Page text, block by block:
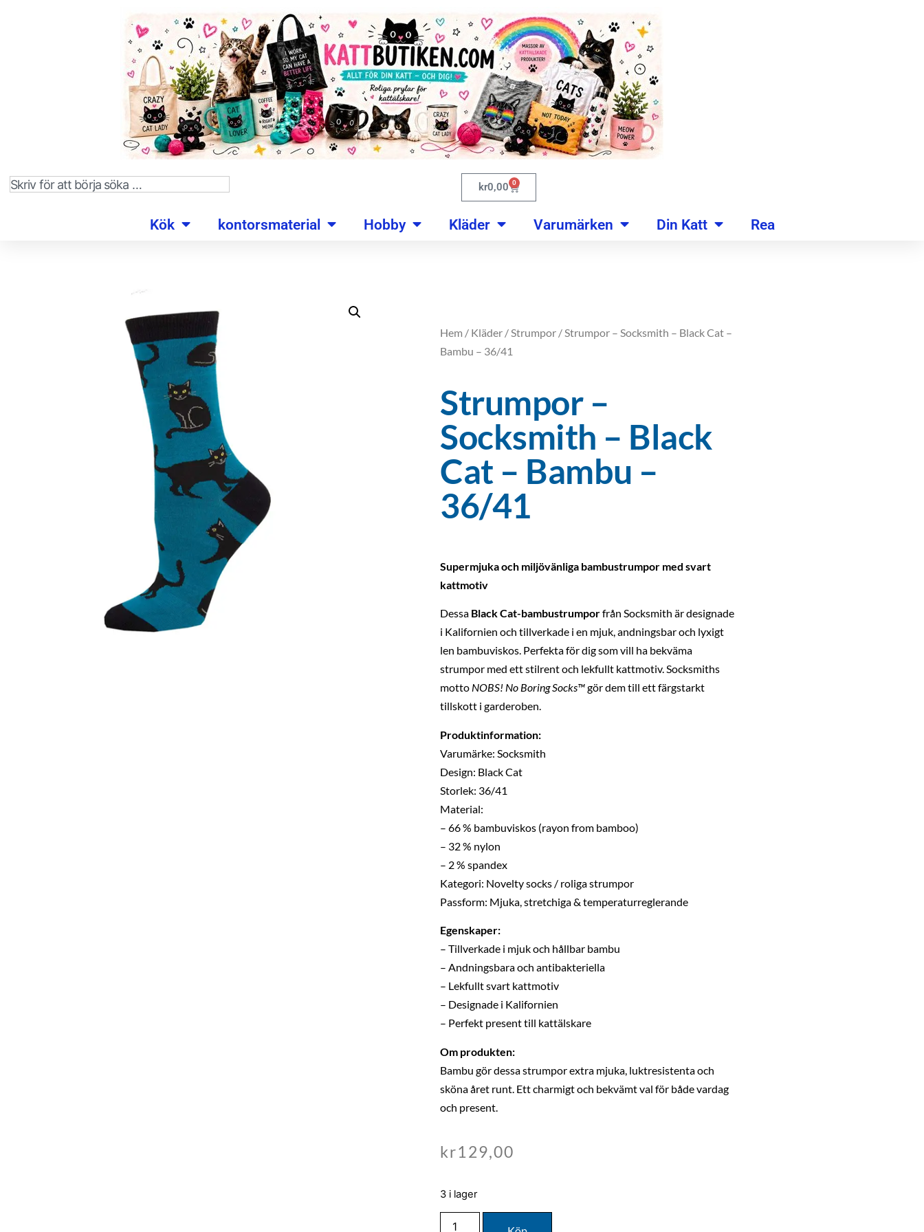
kr0,00 0
Kök kontorsmaterial Hobby Kläder Varumärken Din Katt Rea
Hem / Kläder /Strumpor / Strumpor – Socksmith – Black Cat –
Bambu – 36/41
Strumpor –
Socksmith – Black
Cat – Bambu –
36/41
Supermjuka och miljövänliga bambustrumpor med svart
kattmotiv
Dessa Black Cat-bambustrumporfrån Socksmith är designade
i Kalifornien och tillverkade i en mjuk, andningsbar och lyxigt
len bambuviskos. Perfekta för dig som vill ha bekväma
strumpor med ett stilrent och lekfullt kattmotiv. Socksmiths
motto NOBS! No Boring Socks™gör dem till ett färgstarkt
tillskott i garderoben.
Produktinformation:
Varumärke: Socksmith
Design: Black Cat
Storlek: 36/41
Material:
– 66 % bambuviskos (rayon from bamboo)
– 32 % nylon
– 2 % spandex
Kategori: Novelty socks / roliga strumpor
Passform: Mjuka, stretchiga & temperaturreglerande
Egenskaper:
– Tillverkade i mjuk och hållbar bambu
– Andningsbara och antibakteriella
– Lekfullt svart kattmotiv
– Designade i Kalifornien
– Perfekt present till kattälskare
Om produkten:
Bambu gör dessa strumpor extra mjuka, luktresistenta och
sköna året runt. Ett charmigt och bekvämt val för både vardag
och present.
kr129,00
3 i lager